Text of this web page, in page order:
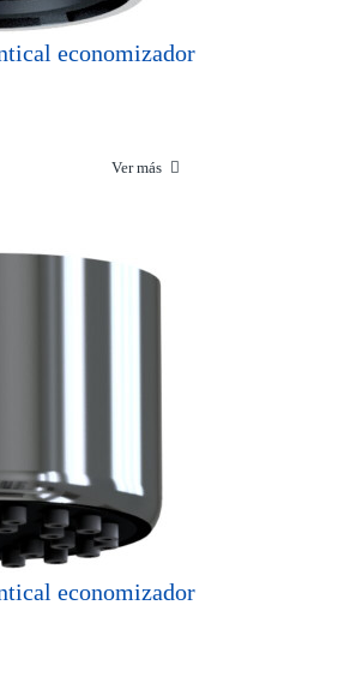
economizador
Ver más
economizador